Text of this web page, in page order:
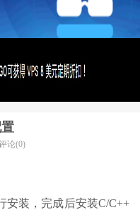
论(0)
安装，完成后安装C/C++